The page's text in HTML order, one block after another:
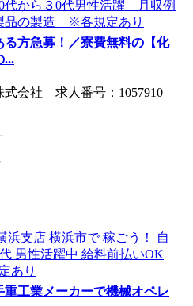
方急募！／寮費無料の【化
...
式会社 求人番号：1057910
重工業メーカーで機械オペレ